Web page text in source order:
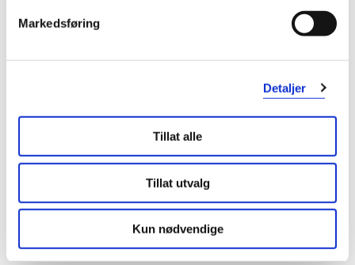
Markedsføring
Detaljer
Tillat alle
Tillat utvalg
Kun nødvendige
mirakel ..... veldig fornøyd
flagg denne anmeldelsen
Kjempebra serum
6 måneder siden
Malene